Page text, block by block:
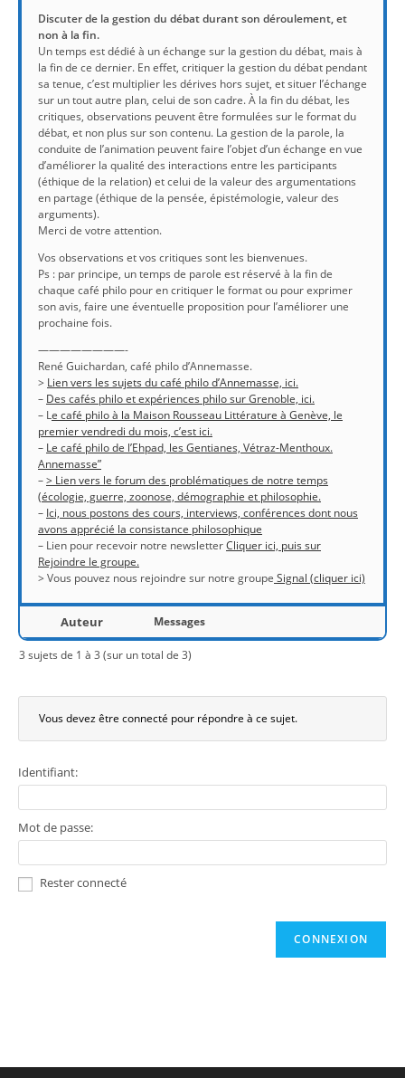
Discuter de la gestion du débat durant son déroulement, et
non à la fin.
Un temps est dédié à un échange sur la gestion du débat, mais à
la fin de ce dernier. En effet, critiquer la gestion du débat pendant
sa tenue, c’est multiplier les dérives hors sujet, et situer l’échange
sur un tout autre plan, celui de son cadre. À la fin du débat, les
critiques, observations peuvent être formulées sur le format du
débat, et non plus sur son contenu. La gestion de la parole, la
conduite de l’animation peuvent faire l’objet d’un échange en vue
d’améliorer la qualité des interactions entre les participants
(éthique de la relation) et celui de la valeur des argumentations
en partage (éthique de la pensée, épistémologie, valeur des
arguments).
Merci de votre attention.
Vos observations et vos critiques sont les bienvenues.
Ps : par principe, un temps de parole est réservé à la fin de
chaque café philo pour en critiquer le format ou pour exprimer
son avis, faire une éventuelle proposition pour l’améliorer une
prochaine fois.
————————-
René Guichardan, café philo d’Annemasse.
> Lien vers les sujets du café philo d’Annemasse, ici.
– Des cafés philo et expériences philo sur Grenoble, ici.
– Le café philo à la Maison Rousseau Littérature à Genève, le
premier vendredi du mois, c’est ici.
– Le café philo de l’Ehpad, les Gentianes, Vétraz-Menthoux.
Annemasse”
–> Lien vers le forum des problématiques de notre temps
(écologie, guerre, zoonose, démographie et philosophie.
– Ici, nous postons des cours, interviews, conférences dont nous
avons apprécié la consistance philosophique
– Lien pour recevoir notre newsletterCliquer ici, puis sur
Rejoindre le groupe.
> Vous pouvez nous rejoindre sur notre groupe Signal (cliquer ici)
Auteur Messages
3 sujets de 1 à 3 (sur un total de 3)
Vous devez être connecté pour répondre à ce sujet.
Identifiant:
Mot de passe:
Rester connecté
CONNEXION